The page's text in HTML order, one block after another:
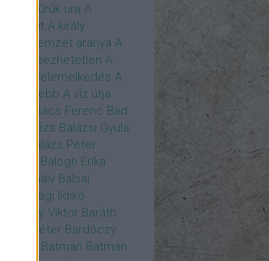
A gyűrűk ura A
A hobbit A király
A nemzet aranya A
A sebezhetetlen A
- Felemelkedés A
zöldebb A víz útja
Bács Ferenc Bad
Balázs Balázsi Gyula
Balázs Péter
Balogh Erika
Mihály Balsai
Bánsági Ildikó
Baradlay Viktor Baráth
Péter Bardóczy
Batman Batman